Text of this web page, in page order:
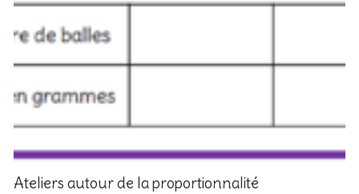
Ateliers autour de la proportionnalité